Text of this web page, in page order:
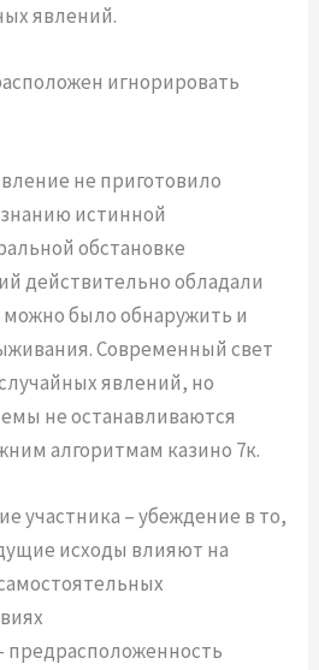
явлений.
игнорировать
не приготовило
истинной
обстановке
действительно обладали
было обнаружить и
Современный свет
явлений, но
не останавливаются
алгоритмам казино 7к.
участника – убеждение в то,
исходы влияют на
предрасположенность